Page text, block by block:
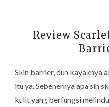
Review
Skin barrier, duh kayaknya
itu ya. Sebenernya apa sih
kulit yang berfungsi